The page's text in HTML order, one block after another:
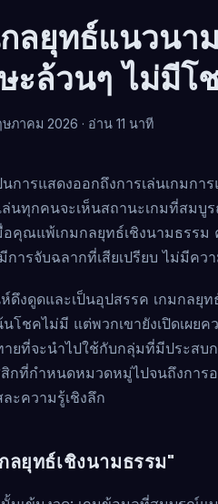
ลยุทธ์แนวนา
ล้วนๆ ไม่มีโ
ษภาคม 2026 · อ่าน 11 นาที
การแสดงออกถึงการเล่นเกมก
ล่นทุกคนจะเห็นสถานะเกมที่สม
คุณแพ้เกมกลยุทธ์เชิงนามธรรม
ารจับฉลากที่เสียเปรียบ ไม่มีค
ดึงดูดและเป็นอุปสรรค เกมกลยุ
นโชคไม่มี แต่พวกเขายังเปิดเผ
ายที่จะนำไปใช้กับกลุ่มที่มีประส
กที่กำหนดหมวดหมู่ไปจนถึงการ
ะความรู้เชิงลึก
ลยุทธ์เชิงนามธรรม"